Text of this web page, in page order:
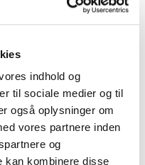
indhold og
til sociale medier og til
også oplysninger om
vores partnere inden
og
kan kombinere disse
virkelighed.
Virén
i danskernes boligliv
foredrag